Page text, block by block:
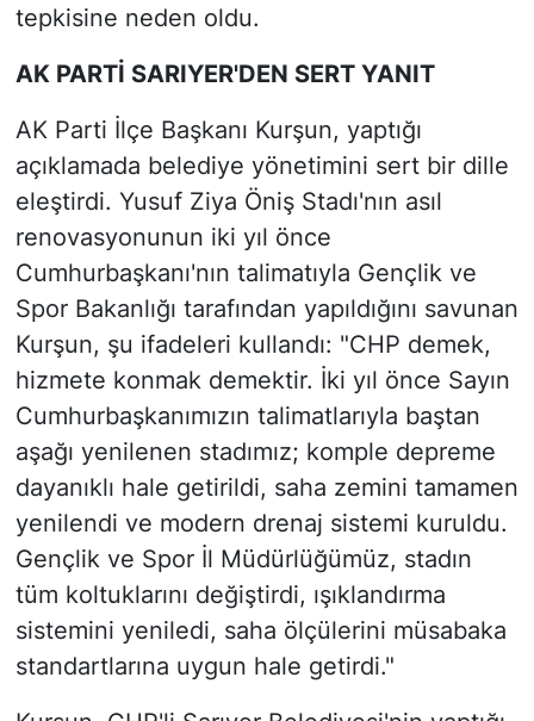
tepkisine neden oldu.
AK PARTİ SARIYER'DEN SERT YANIT
AK Parti İlçe Başkanı Kurşun, yaptığı
açıklamada belediye yönetimini sert bir dille
eleştirdi. Yusuf Ziya Öniş Stadı'nın asıl
renovasyonunun iki yıl önce
Cumhurbaşkanı'nın talimatıyla Gençlik ve
Spor Bakanlığı tarafından yapıldığını savunan
Kurşun, şu ifadeleri kullandı: "CHP demek,
hizmete konmak demektir. İki yıl önce Sayın
Cumhurbaşkanımızın talimatlarıyla baştan
aşağı yenilenen stadımız; komple depreme
dayanıklı hale getirildi, saha zemini tamamen
yenilendi ve modern drenaj sistemi kuruldu.
Gençlik ve Spor İl Müdürlüğümüz, stadın
tüm koltuklarını değiştirdi, ışıklandırma
sistemini yeniledi, saha ölçülerini müsabaka
standartlarına uygun hale getirdi."